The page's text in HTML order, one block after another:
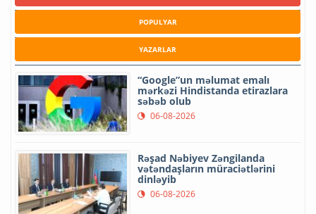
POPULYAR
YAZARLAR
“Google”un məlumat emalı
mərkəzi Hindistanda etirazlara
səbəb olub
06-08-2026
Rəşad Nəbiyev Zəngilanda
vətəndaşların müraciətlərini
dinləyib
06-08-2026